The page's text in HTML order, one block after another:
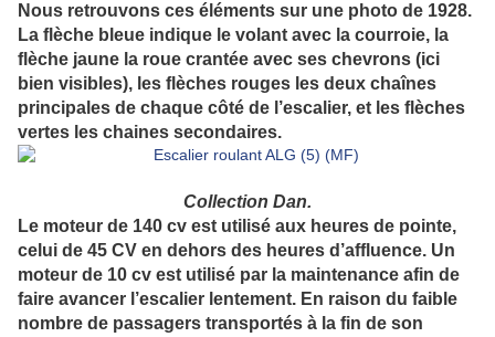
Nous retrouvons ces éléments sur une photo de 1928.
La flèche bleue indique le volant avec la courroie, la
flèche jaune la roue crantée avec ses chevrons (ici
bien visibles), les flèches rouges les deux chaînes
principales de chaque côté de l’escalier, et les flèches
vertes les chaines secondaires.
Collection Dan.
Le moteur de 140 cv est utilisé aux heures de pointe,
celui de 45 CV en dehors des heures d’affluence. Un
moteur de 10 cv est utilisé par la maintenance afin de
faire avancer l’escalier lentement. En raison du faible
nombre de passagers transportés à la fin de son